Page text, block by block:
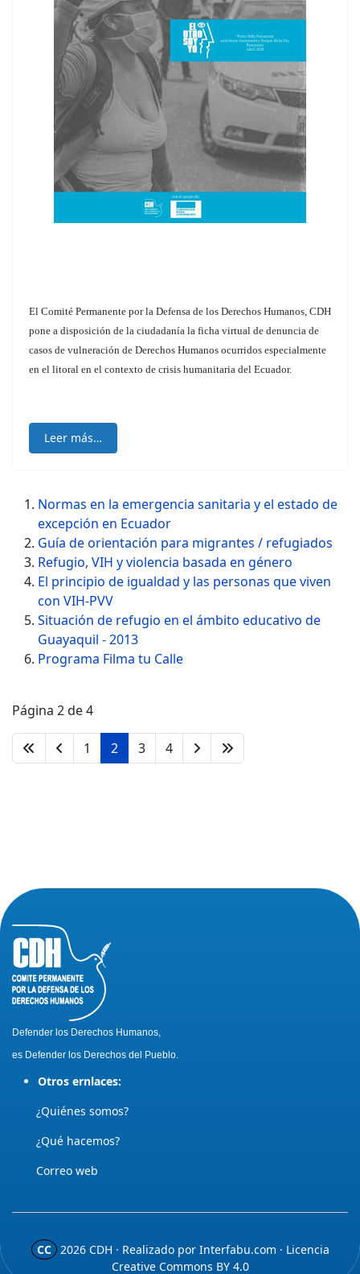
El Comité Permanente por la Defensa de los Derechos Humanos, CDH
pone a disposición de la ciudadanía la ficha virtual de denuncia de
casos de vulneración de Derechos Humanos ocurridos especialmente
en el litoral en el contexto de crisis humanitaria del Ecuador.
Leer más…
Normas en la emergencia sanitaria y el estado de
excepción en Ecuador
Guía de orientación para migrantes / refugiados
Refugio, VIH y violencia basada en género
El principio de igualdad y las personas que viven
con VIH-PVV
Situación de refugio en el ámbito educativo de
Guayaquil - 2013
Programa Filma tu Calle
Página 2 de 4
1 2 3 4
Defender los Derechos Humanos,
es Defender los Derechos del Pueblo.
Otros ernlaces:
¿Quiénes somos?
¿Qué hacemos?
Correo web
CC 2026CDH · Realizado por Interfabu.com · Licencia
Creative Commons BY 4.0